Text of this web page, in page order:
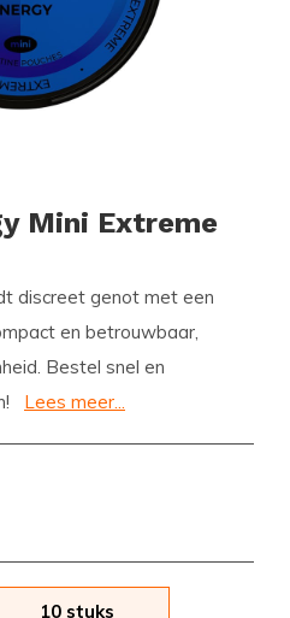
Mini Extreme
discreet genot met een
en betrouwbaar,
Bestel snel en
Lees meer...
10 stuks